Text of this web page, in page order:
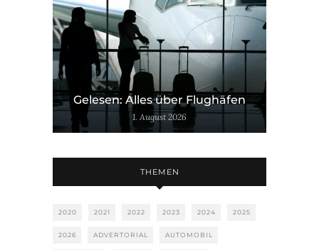
Gelesen: Alles über Flughäfen
1. August 2026
THEMEN
2020 2021 2022 2023 2024 2025
2026 ADVERTORIAL AUTOMOBIL